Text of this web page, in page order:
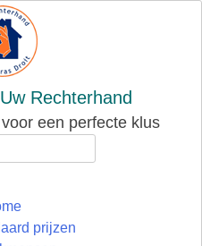
Uw Rechterhand
een perfecte klus
prijzen